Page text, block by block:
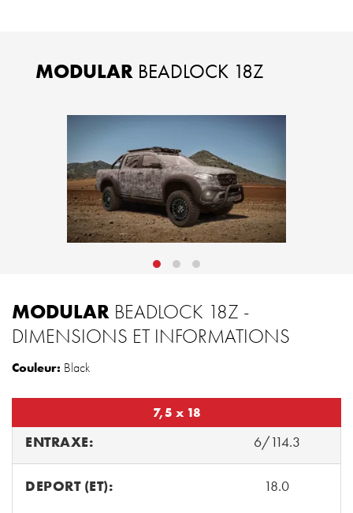
MODULAR BEADLOCK 18Z
MODULAR BEADLOCK 18Z -
DIMENSIONS ET INFORMATIONS
Couleur: Black
7,5 x 18
ENTRAXE: 6/114.3
DEPORT (ET): 18.0